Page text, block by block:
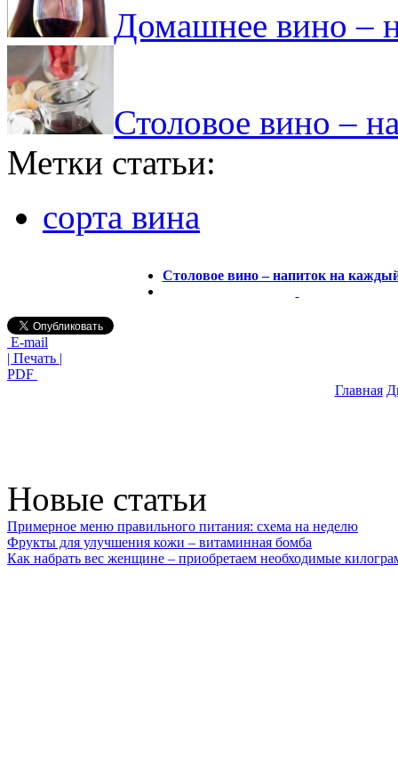
Домашнее вино –
Столовое вино –
Метки статьи:
сорта вина
Столовое вино – напиток на
E-mail
| Печать |
PDF
Главная
Новые статьи
Примерное меню правильного питания: схема на неделю
Фрукты для улучшения кожи – витаминная бомба
Как набрать вес женщине – приобретаем необходимые